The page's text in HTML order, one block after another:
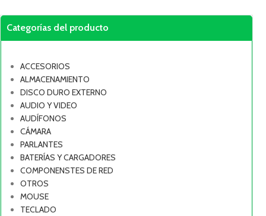
Categorías del producto
ACCESORIOS
ALMACENAMIENTO
DISCO DURO EXTERNO
AUDIO Y VIDEO
AUDÍFONOS
CÁMARA
PARLANTES
BATERÍAS Y CARGADORES
COMPONENSTES DE RED
OTROS
MOUSE
TECLADO